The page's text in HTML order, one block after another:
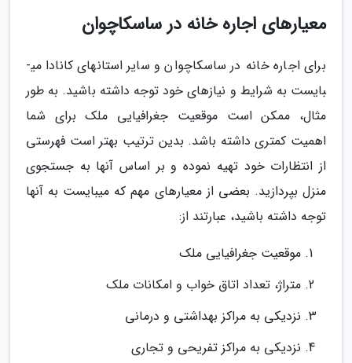
معیارهای اجاره خانه در ساسکاچوان
برای اجاره خانه در ساسکاچوان و سایر استان­های کانادا می­
بایست به شرایط و نیازهای خود توجه داشته باشید. به طور
مثال، ممکن است موقعیت جغرافیایی ملک برای شما
اهمیت کمتری داشته باشد. بدین ترتیب بهتر است فهرستی
از انتظارات خود تهیه نموده و بر اساس آن­ها به جستجوی
منزل بپردازید. بعضی از معیارهای مهم که می­بایست به آن­ها
توجه داشته باشید، عبارتند از:
موقعیت جغرافیایی ملک
متراژ، تعداد اتاق خواب و امکانات ملک
نزدیکی به مراکز بهداشتی و درمانی
نزدیکی به مراکز تفریحی و تجاری